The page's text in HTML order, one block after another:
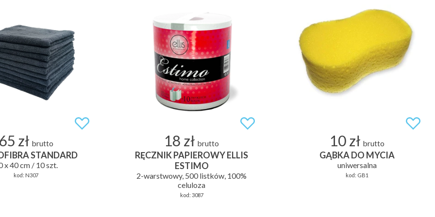
zł brutto
STANDARD
x 40 cm / 10 szt.
kod: N307
18 zł brutto
RĘCZNIK PAPIEROWY ELLIS
ESTIMO
2-warstwowy, 500 listków, 100%
celuloza
kod: 3087
10 zł brutto
GĄBKA DO MYCIA
uniwersalna
kod: GB1